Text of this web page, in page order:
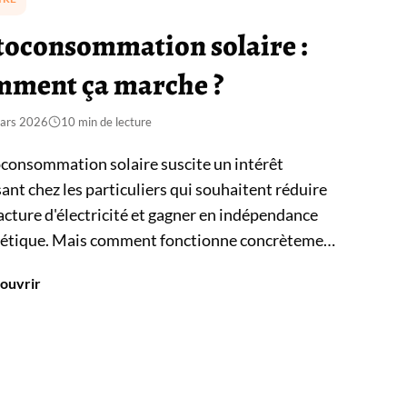
solaire :
ça marche ?
2026 10 min de lecture
solaire suscite un intérêt
chez les particuliers qui souhaitent réduire
d'électricité et gagner en indépendance
Mais comment fonctionne concrètement
espérer sans batterie ? Quelles démarches